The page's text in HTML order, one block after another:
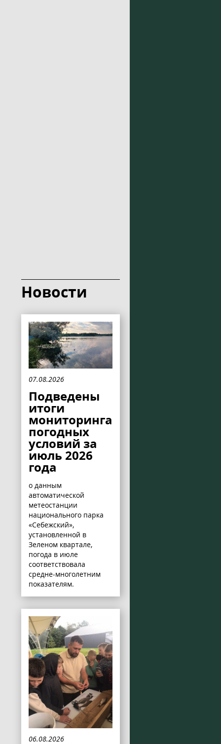
Новости
07.08.2026
Подведены
итоги
мониторинга
погодных
условий за
июль 2026
года
о данным
автоматической
метеостанции
национального парка
«Себежский»,
установленной в
Зеленом квартале,
погода в июле
соответствовала
средне-многолетним
показателям.
06.08.2026